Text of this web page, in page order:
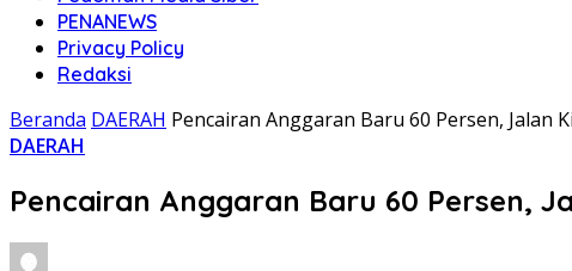
PENANEWS
Privacy Policy
Redaksi
Beranda DAERAH Pencairan Anggaran Baru 60 Persen, Jalan
DAERAH
Pencairan Anggaran Baru 60 Persen,